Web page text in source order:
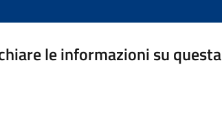
le informazioni su questa